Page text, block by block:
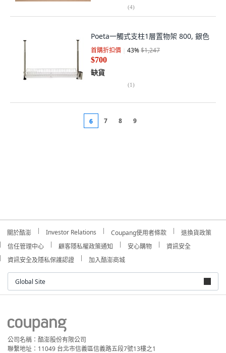
(4)
Poeta一觸式支柱1層置物架 800, 銀色
首購折扣價 43%$1,247
$700
缺貨
(1)
6 7 8 9
關於酷澎 Investor Relations Coupang使用者條款
退換貨政策
信任管理中心
顧客隱私權政策通知 安心購物
資訊安全
資訊安全及隱私保護認證
加入酷澎商城
Global Site
公司名稱：酷澎股份有限公司
聯繫地址：11049 台北市信義區信義路五段7號13樓之1